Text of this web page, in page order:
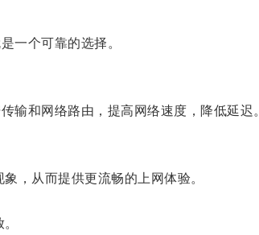
一个可靠的选择。
和网络路由，提高网络速度，降低延迟
，从而提供更流畅的上网体验。